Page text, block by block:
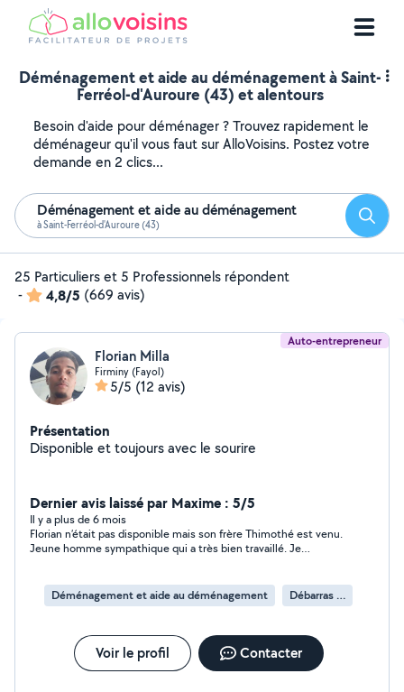
Déménagement et aide au déménagement à Saint-
Ferréol-d'Auroure (43) et alentours
Besoin d'aide pour déménager ? Trouvez rapidement le
déménageur qu'il vous faut sur AlloVoisins. Postez votre
demande en 2 clics...
Déménagement et aide au déménagement
à Saint-Ferréol-d'Auroure (43)
25 Particuliers et 5 Professionnels répondent
-
4,8/5 (669 avis)
Auto-entrepreneur
Florian Milla
Firminy (Fayol)
5/5 (12 avis)
Présentation
Disponible et toujours avec le sourire
Dernier avis laissé par Maxime : 5/5
Il y a plus de 6 mois
Florian n’était pas disponible mais son frère Thimothé est venu.
Jeune homme sympathique qui a très bien travaillé. Je
Déménagement et aide au déménagement Débarras d'appartement
Voir le profil Contacter